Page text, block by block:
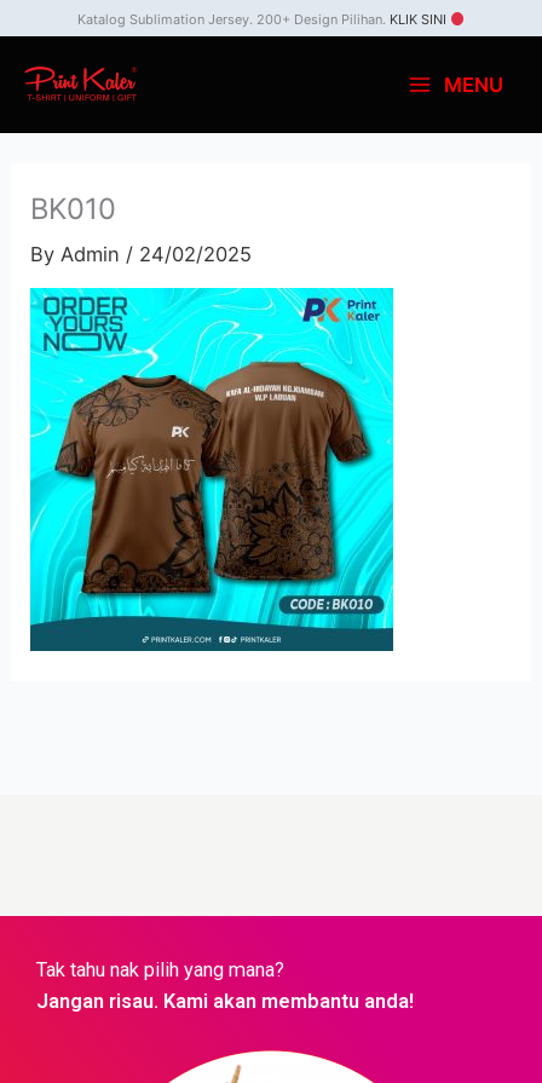
content
Katalog Sublimation Jersey. 200+ Design Pilihan. KLIK SINI
MENU
BK010
ByAdmin / 24/02/2025
Tak tahu nak pilih yang mana?
Jangan risau. Kami akan membantu anda!